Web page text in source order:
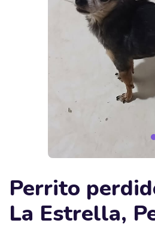
Perrito
La Estrella,